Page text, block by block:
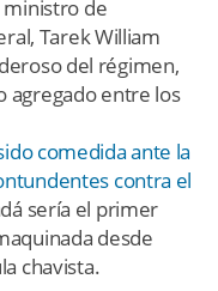
ministro de
Tarek William
del régimen,
agregado entre los
comedida ante la
contra el
sería el primer
desde
chavista.